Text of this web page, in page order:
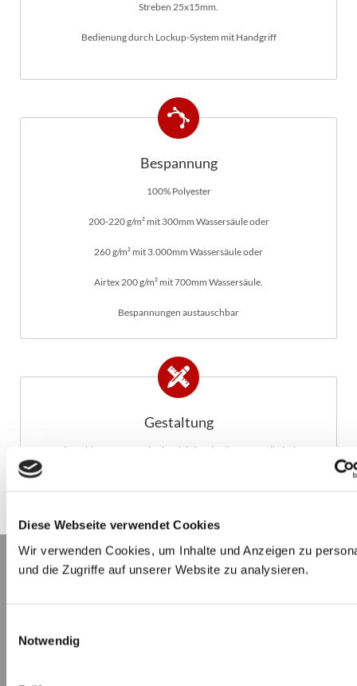
Diese Webseite verwendet Cookies
Wir verwenden Cookies, um Inhalte und Anzeigen zu
und die Zugriffe auf unserer Website zu analysieren.
Notwendig
Streben 25x15mm.
Bedienung durch Lockup-System mit Handgriff
Bespannung
100% Polyester
200-220 g/m² mit 300mm Wassersäule oder
260 g/m² mit 3.000mm Wassersäule oder
Airtex 200 g/m² mit 700mm Wassersäule.
Bespannungen austauschbar
Gestaltung
Mehrfarbige Rastermotive im Siebdruck oder fotorealistischer